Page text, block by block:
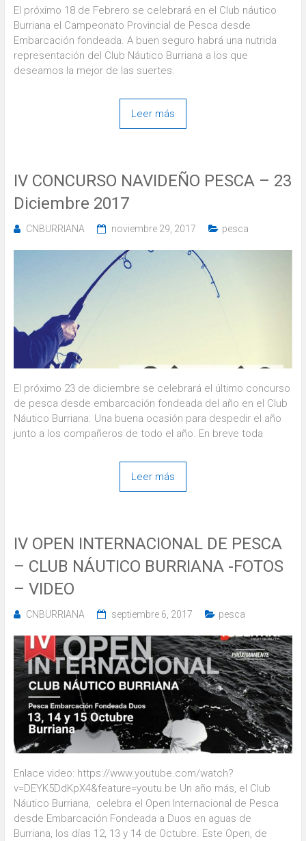
El próximo 18 de Febrero se celebrará en el Club náutico
Burriana el Campeonato Provincial de Pesca desde
Embarcación fondeada. A buen seguro habrá una nutrida
representación del Club Náutico Burriana a los que
deseamos la mejor de las suertes.
Leer más
IV CONCURSO NAVIDEÑO PESCA – 23
Diciembre 2017
CNBURRIANA noviembre 29, 2017 pesca
El próximo 23 de diciembre se celebrará el último concurso
de pesca desde embarcación fondeada del año en el Club
Náutico Burriana. Una buena ocasión para despedir el año
junto a los compañeros de todo el año. En breve toda
Leer más
IV OPEN INTERNACIONAL DE PESCA
– CLUB NÁUTICO BURRIANA -FOTOS
– VIDEO
CNBURRIANA septiembre 6, 2017 pesca
Enlace video: https://www.youtube.com/watch?
v=DEYK5DdKpX4&feature=youtu.be Un año más, el Club
Náutico Burriana, celebra el Open Internacional de Pesca
desde Embarcación Fondeada a Duos en aguas de
Burriana, los días 12, 13 y 14 de Octubre. Este Open, de